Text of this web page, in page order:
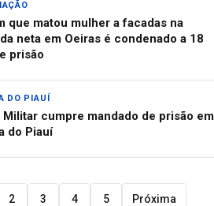
que matou mulher a facadas na
neta em Oeiras é condenado a 18
prisão
DO PIAUÍ
Militar cumpre mandado de prisão em
do Piauí
2 3 4 5 Próxima